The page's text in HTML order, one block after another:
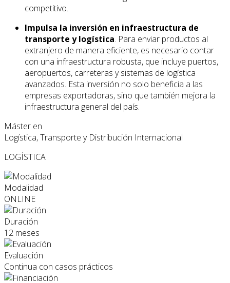
competitivo.
Impulsa la inversión en infraestructura de
transporte y logística. Para enviar productos al
extranjero de manera eficiente, es necesario contar
con una infraestructura robusta, que incluye puertos,
aeropuertos, carreteras y sistemas de logística
avanzados. Esta inversión no solo beneficia a las
empresas exportadoras, sino que también mejora la
infraestructura general del país.
Máster en
Logística, Transporte y Distribución Internacional
LOGÍSTICA
Modalidad
ONLINE
Duración
12 meses
Evaluación
Continua con casos prácticos